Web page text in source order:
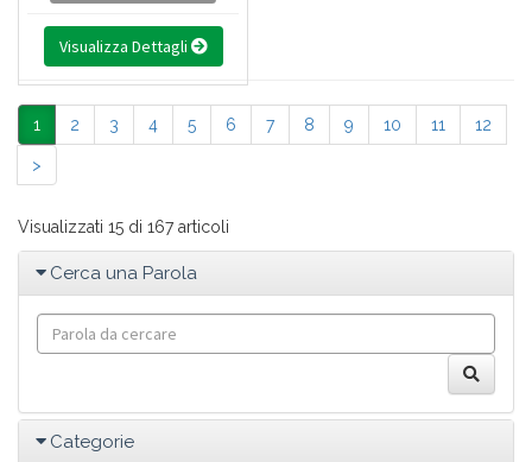
Visualizza Dettagli
1 2 3 4 5 6 7 8 9 10 11 12
>
Visualizzati 15 di 167 articoli
Cerca una Parola
Categorie